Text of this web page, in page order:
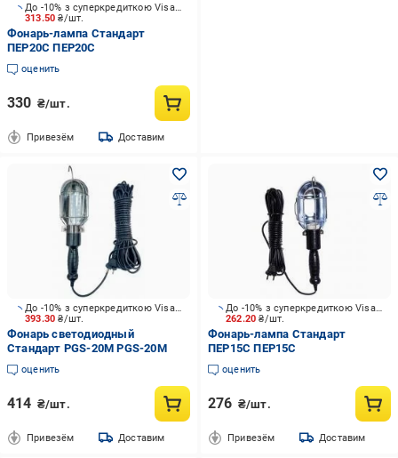
313.50₴/шт.
До -10% з суперкредиткою Visa Вигода
Фонарь-лампа Стандарт
ПЕР20С ПЕР20С
оценить
330 ₴/шт.
Привезём Доставим
393.30₴/шт.
До -10% з суперкредиткою Visa Вигода
Фонарь светодиодный
Стандарт PGS-20M PGS-20M
оценить
414 ₴/шт.
Привезём Доставим
262.20₴/шт.
До -10% з суперкредиткою Visa Вигода
Фонарь-лампа Стандарт
ПЕР15С ПЕР15С
оценить
276 ₴/шт.
Привезём Доставим